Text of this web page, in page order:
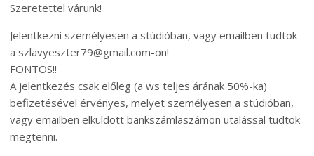
Szeretettel várunk!
Jelentkezni személyesen a stúdióban, vagy emailben tudtok
a szlavyeszter79@gmail.com-on!
FONTOS!!
A jelentkezés csak előleg (a ws teljes árának 50%-ka)
befizetésével érvényes, melyet személyesen a stúdióban,
vagy emailben elküldött bankszámlaszámon utalással tudtok
megtenni.